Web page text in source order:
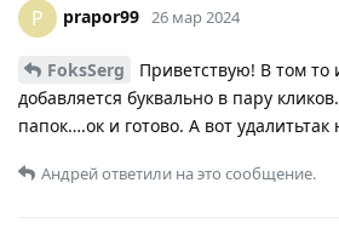
P prapor99 26 мар 2024
FoksSerg
Приветствую! В том то
добавляется буквально в пару
папок….ок и готово. А вот удалитьтак
Андрейответили на это сообщение.